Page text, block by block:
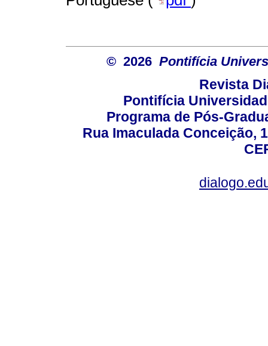
© 2026 Pontifícia
Revista
Pontifícia
Programa de Pós-
Rua Imaculada Conceição,